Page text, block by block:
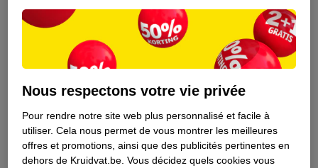
Nous respectons votre vie privée
Pour rendre notre site web plus personnalisé et facile à
utiliser. Cela nous permet de vous montrer les meilleures
offres et promotions, ainsi que des publicités pertinentes en
dehors de Kruidvat.be. Vous décidez quels cookies vous